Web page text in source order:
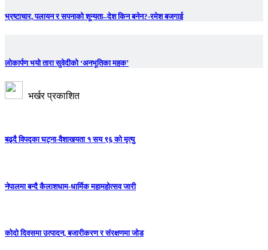
भ्रष्टाचार, पलायन र सपनाको शून्यता–देश किन बनेन?-रमेश बजगाई
लोकार्पण भयो तारा सुवेदीको ‘अनभूतिका महक’
भर्खर प्रकाशित
बढ्दै विपद्का घट्ना-वैशाखयता १ सय ९६ को मृत्यु
नेपालमा बन्दै कैलाशधाम-धार्मिक महामहोत्सव जारी
कोदो दिवसमा उत्पादन, बजारीकरण र संरक्षणमा जोड